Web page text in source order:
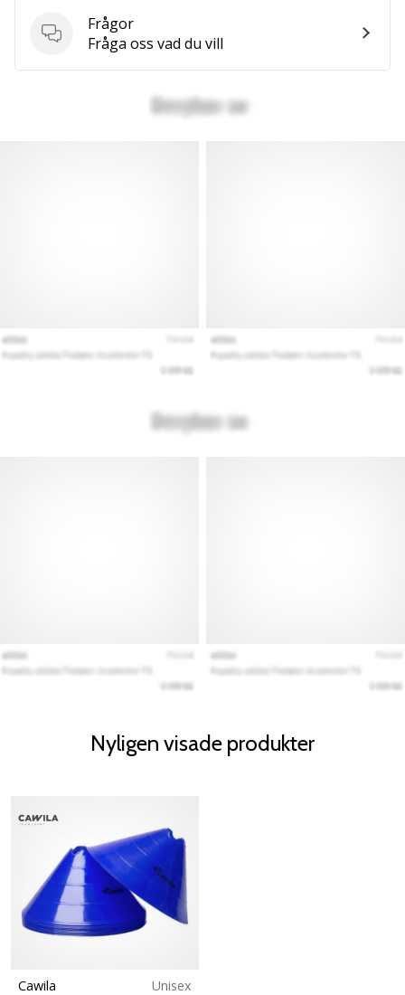
Frågor
Frågor
Fråga oss vad du vill
Nyligen visade produkter
Cawila
Unisex